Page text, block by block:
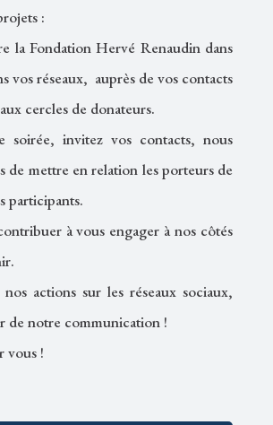
:
la Fondation Hervé Renaudin dans
vos réseaux, auprès de vos contacts
cercles de donateurs.
soirée, invitez vos contacts, nous
de mettre en relation les porteurs de
participants.
à vous engager à nos côtés
nos actions sur les réseaux sociaux,
de notre communication !
vous !